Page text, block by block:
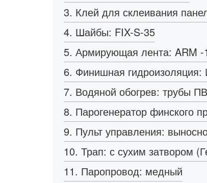
3. Клей для склеивания
4. Шайбы: FIX-S-35
5. Армирующая лента: ARM -
6. Финишная гидроизоляция:
7. Водяной обогрев: трубы
8. Парогенератор финского
9. Пульт управления:
10. Трап: с сухим затвором
11. Паропровод: медный